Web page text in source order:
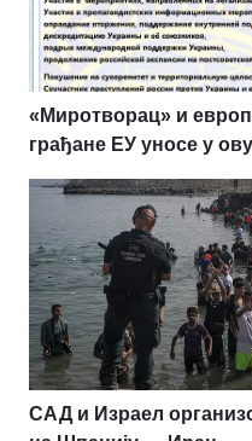
«Миротворац» и
грађане ЕУ уносе у
САД и Израел